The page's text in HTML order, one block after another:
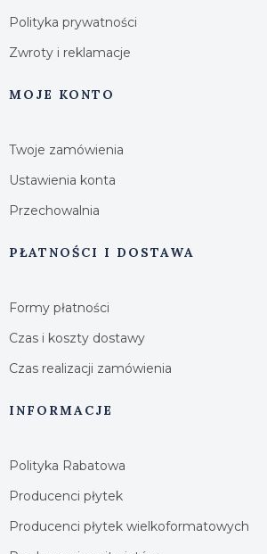
Polityka prywatności
Zwroty i reklamacje
MOJE KONTO
Twoje zamówienia
Ustawienia konta
Przechowalnia
PŁATNOŚCI I DOSTAWA
Formy płatności
Czas i koszty dostawy
Czas realizacji zamówienia
INFORMACJE
Polityka Rabatowa
Producenci płytek
Producenci płytek wielkoformatowych